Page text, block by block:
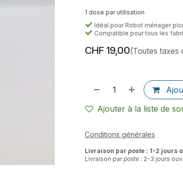
1 dose par utilisation
Idéal pour Robot ménager
Compatible pour tous les
CHF 19,00(Toutes taxes
Ajouter à la liste de
Conditions générales
Livraison par poste : 1-2 jours
Livraison parposte : 2-3 jours